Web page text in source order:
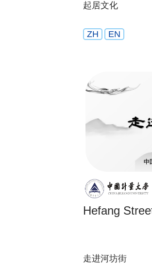
起居文化
ZH EN
Hefang
走进河坊街